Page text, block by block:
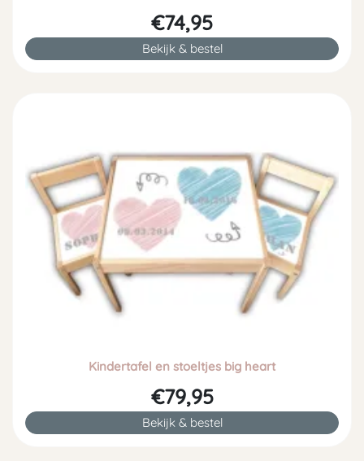
€74,95
Bekijk & bestel
Kindertafel en stoeltjes big heart
€79,95
Bekijk & bestel